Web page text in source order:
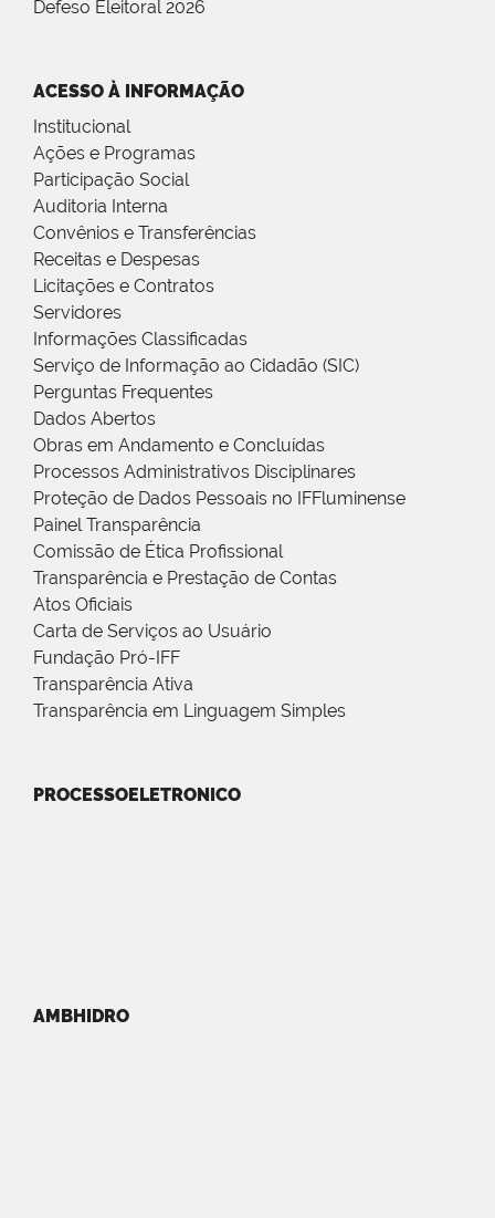
Defeso Eleitoral 2026
ACESSO À INFORMAÇÃO
Institucional
Ações e Programas
Participação Social
Auditoria Interna
Convênios e Transferências
Receitas e Despesas
Licitações e Contratos
Servidores
Informações Classificadas
Serviço de Informação ao Cidadão (SIC)
Perguntas Frequentes
Dados Abertos
Obras em Andamento e Concluídas
Processos Administrativos Disciplinares
Proteção de Dados Pessoais no IFFluminense
Painel Transparência
Comissão de Ética Profissional
Transparência e Prestação de Contas
Atos Oficiais
Carta de Serviços ao Usuário
Fundação Pró-IFF
Transparência Ativa
Transparência em Linguagem Simples
PROCESSOELETRONICO
AMBHIDRO